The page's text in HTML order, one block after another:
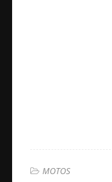
MOTOS